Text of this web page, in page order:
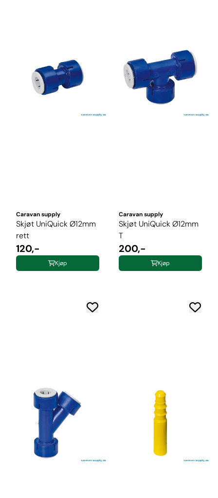
Caravan supply
Skjøt UniQuick Ø12mm
rett
120,-
Kjøp
Caravan supply
Skjøt UniQuick Ø12mm
T
200,-
Kjøp